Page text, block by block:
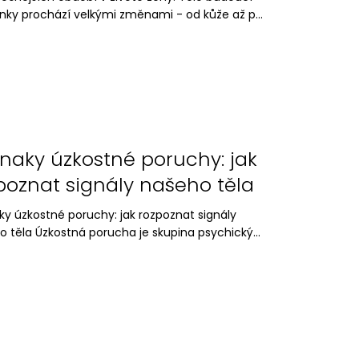
prochází velkými změnami - od kůže až p...
úzkostné poruchy: jak
signály našeho těla
úzkostné poruchy: jak rozpoznat signály
těla Úzkostná porucha je skupina psychický...